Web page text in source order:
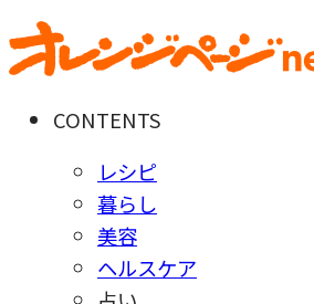
CONTENTS
レシピ
暮らし
美容
ヘルスケア